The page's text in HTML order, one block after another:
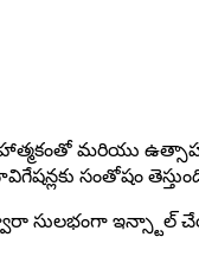
మరియు
సంతోషం
సులభంగా